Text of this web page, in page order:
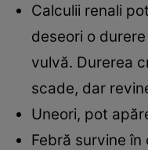
Calculii renali
deseori o
vulvă. Durerea
scade, dar
Uneori, pot
Febră survine